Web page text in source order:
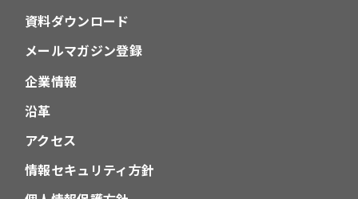
資料ダウンロード
メールマガジン登録
企業情報
沿革
アクセス
情報セキュリティ方針